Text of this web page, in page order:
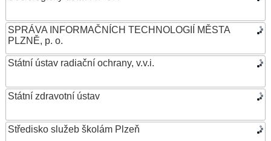
SPRÁVA INFORMAČNÍCH TECHNOLOGIÍ MĚSTA
PLZNĚ, p. o.
Státní ústav radiační ochrany, v.v.i.
Státní zdravotní ústav
Středisko služeb školám Plzeň